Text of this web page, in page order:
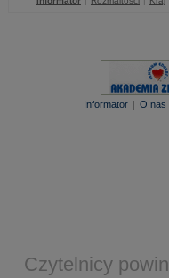
Informator | O nas
Czytelnicy